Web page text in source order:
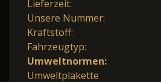
Lieferzeit:
Unsere Nummer:
Kraftstoff:
Fahrzeugtyp:
Umweltnormen:
Umweltplakette